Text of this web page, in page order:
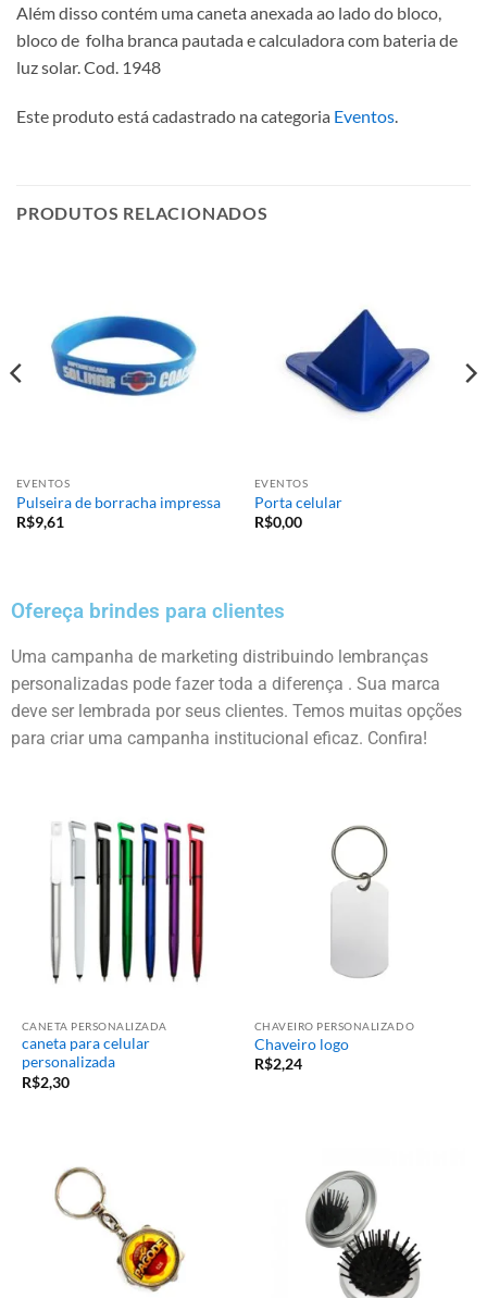
Além disso contém uma caneta anexada ao lado do bloco,
bloco de folha branca pautada e calculadora com bateria de
luz solar. Cod. 1948
Este produto está cadastrado na categoria Eventos.
PRODUTOS RELACIONADOS
EVENTOS
Pulseira de borracha impressa
R$9,61
EVENTOS
Porta celular
R$0,00
Ofereça brindes para clientes
Uma campanha de marketing distribuindo lembranças
personalizadas pode fazer toda a diferença . Sua marca
deve ser lembrada por seus clientes. Temos muitas opções
para criar uma campanha institucional eficaz. Confira!
CANETA PERSONALIZADA
caneta para celular
personalizada
R$2,30
CHAVEIRO PERSONALIZADO
Chaveiro logo
R$2,24